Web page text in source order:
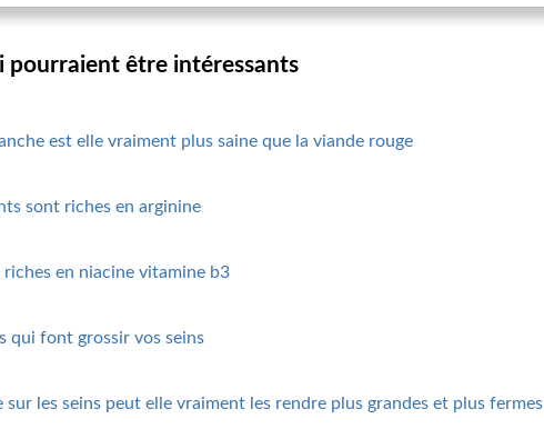
pourraient être intéressants
est elle vraiment plus saine que la viande rouge
sont riches en arginine
riches en niacine vitamine b3
qui font grossir vos seins
sur les seins peut elle vraiment les rendre plus grandes et plus fermes